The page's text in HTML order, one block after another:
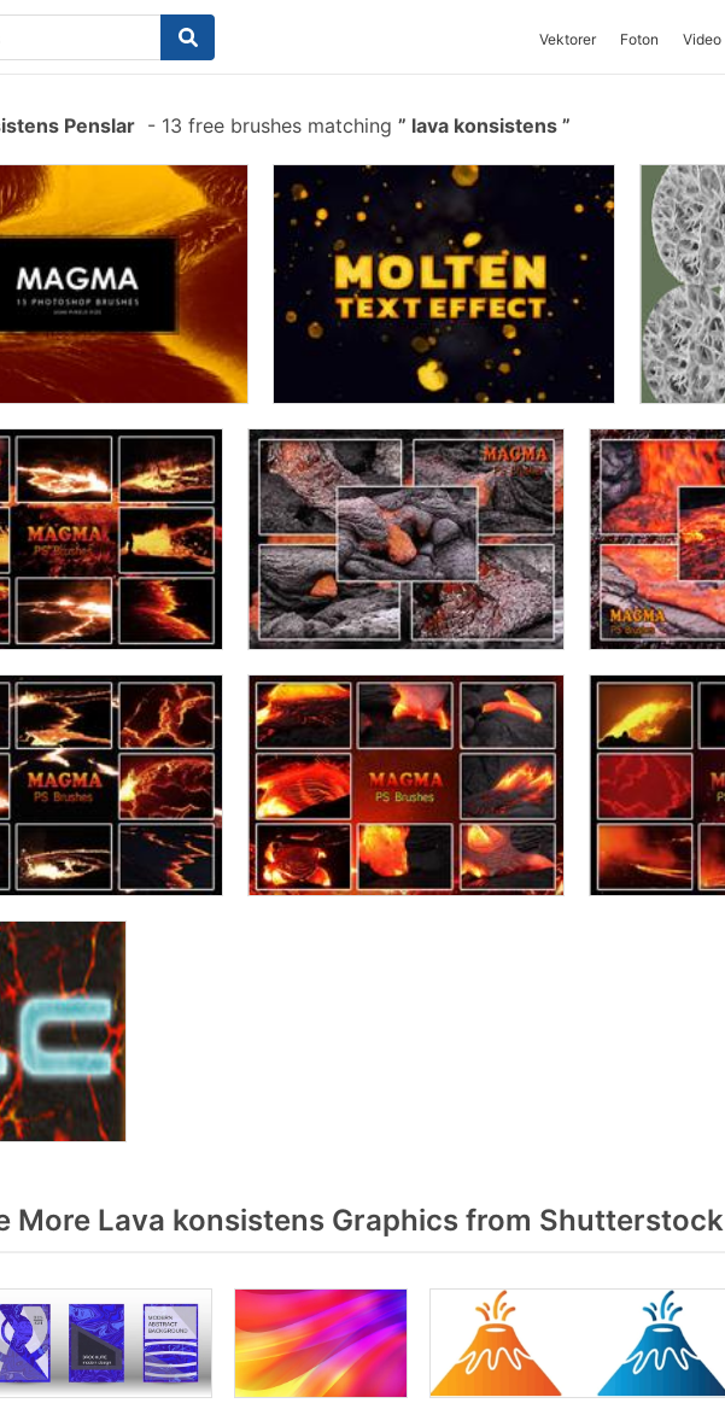
Vektorer Foton Video
Penslar - 13 free brushes matching lava konsistens
More Lava konsistens Graphics from Shutterstock